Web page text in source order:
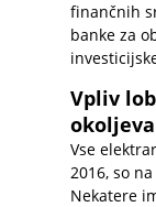
finančnih
banke za
Vpliv
Vse
2016, so
Nekatere